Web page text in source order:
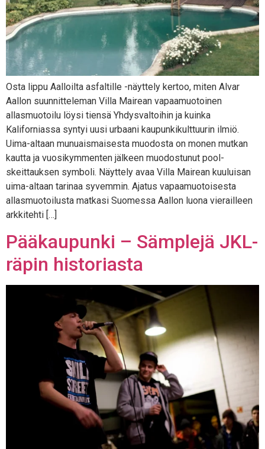
Osta lippu Aalloilta asfaltille -näyttely kertoo, miten Alvar
Aallon suunnitteleman Villa Mairean vapaamuotoinen
allasmuotoilu löysi tiensä Yhdysvaltoihin ja kuinka
Kaliforniassa syntyi uusi urbaani kaupunkikulttuurin ilmiö.
Uima-altaan munuaismaisesta muodosta on monen mutkan
kautta ja vuosikymmenten jälkeen muodostunut pool-
skeittauksen symboli. Näyttely avaa Villa Mairean kuuluisan
uima-altaan tarinaa syvemmin. Ajatus vapaamuotoisesta
allasmuotoilusta matkasi Suomessa Aallon luona vierailleen
arkkitehti […]
Pääkaupunki – Sämplejä JKL-
räpin historiasta